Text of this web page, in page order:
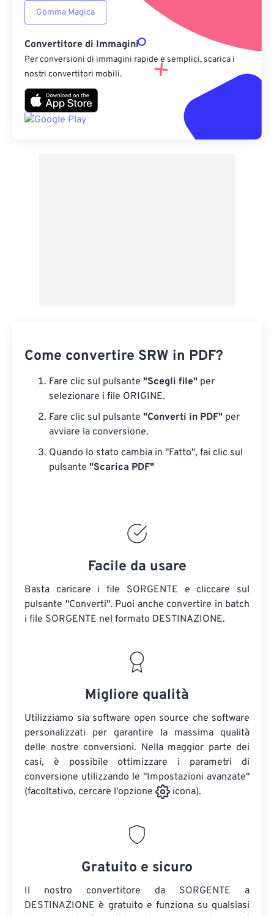
Gomma Magica
Convertitore di Immagini
Per conversioni di immagini rapide e semplici, scarica i
nostri convertitori mobili.
Come convertire SRW in PDF?
Fare clic sul pulsante "Scegli file" per
selezionare i file ORIGINE.
Fare clic sul pulsante "Converti in PDF" per
avviare la conversione.
Quando lo stato cambia in "Fatto", fai clic sul
pulsante "Scarica PDF"
Facile da usare
Basta caricare i file SORGENTE e cliccare sul
pulsante "Converti". Puoi anche convertire in batch
i file SORGENTE nel formato DESTINAZIONE.
Migliore qualità
Utilizziamo sia software open source che software
personalizzati per garantire la massima qualità
delle nostre conversioni. Nella maggior parte dei
casi, è possibile ottimizzare i parametri di
conversione utilizzando le "Impostazioni avanzate"
(facoltativo, cercare l'opzione
icona).
Gratuito e sicuro
Il nostro convertitore da SORGENTE a
DESTINAZIONE è gratuito e funziona su qualsiasi